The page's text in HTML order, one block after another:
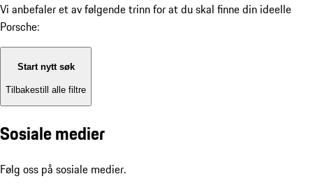
Vi anbefaler et av følgende trinn for at du skal finne din ideelle
Porsche:
Start nytt søk
Tilbakestill alle filtre
Sosiale medier
Følg oss på sosiale medier.